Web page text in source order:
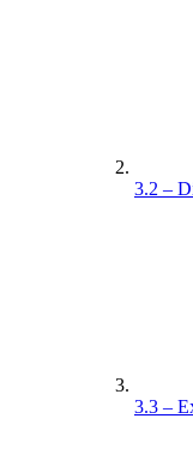
3.2 –
3.3 –